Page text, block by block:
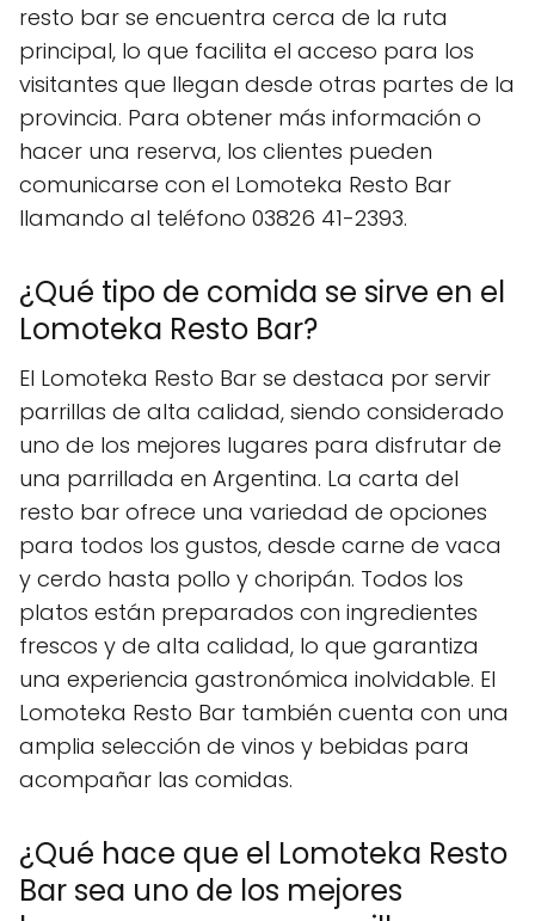
resto bar se encuentra cerca de la ruta
principal, lo que facilita el acceso para los
visitantes que llegan desde otras partes de la
provincia. Para obtener más información o
hacer una reserva, los clientes pueden
comunicarse con el Lomoteka Resto Bar
llamando al teléfono 03826 41-2393.
¿Qué tipo de comida se sirve en el
Lomoteka Resto Bar?
El Lomoteka Resto Bar se destaca por servir
parrillas de alta calidad, siendo considerado
uno de los mejores lugares para disfrutar de
una parrillada en Argentina. La carta del
resto bar ofrece una variedad de opciones
para todos los gustos, desde carne de vaca
y cerdo hasta pollo y choripán. Todos los
platos están preparados con ingredientes
frescos y de alta calidad, lo que garantiza
una experiencia gastronómica inolvidable. El
Lomoteka Resto Bar también cuenta con una
amplia selección de vinos y bebidas para
acompañar las comidas.
¿Qué hace que el Lomoteka Resto
Bar sea uno de los mejores